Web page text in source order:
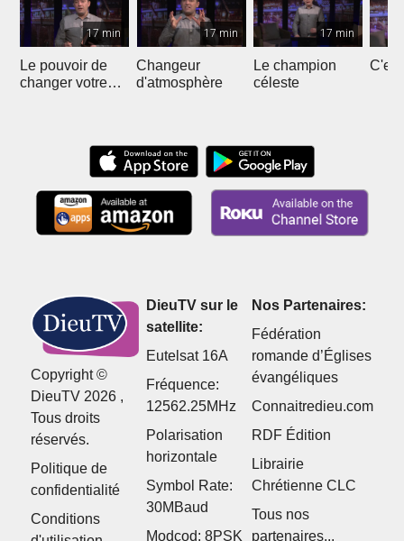
17 min
Le pouvoir de
changer votre
17 min
Changeur
d'atmosphère
17 min
Le champion
céleste
Copyright ©
DieuTV 2026 ,
Tous droits
réservés.
Politique de
confidentialité
Conditions
DieuTV sur le
satellite:
Eutelsat 16A
Fréquence:
12562.25MHz
Polarisation
horizontale
Symbol Rate:
30MBaud
Modcod: 8PSK
Nos Partenaires:
Fédération
romande d’Églises
évangéliques
Connaitredieu.com
RDF Édition
Librairie
Chrétienne CLC
Tous nos
partenaires...